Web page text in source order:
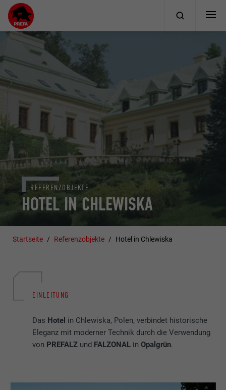
HOTEL IN CHLEWISKA
REFERENZOBJEKTE
Startseite Referenzobjekte Hotel in Chlewiska
EINLEITUNG
Das Hotel in Chlewiska, Polen, verbindet historische
Eleganz mit moderner Technik durch die Verwendung
von PREFALZ und FALZONAL inOpalgrün.